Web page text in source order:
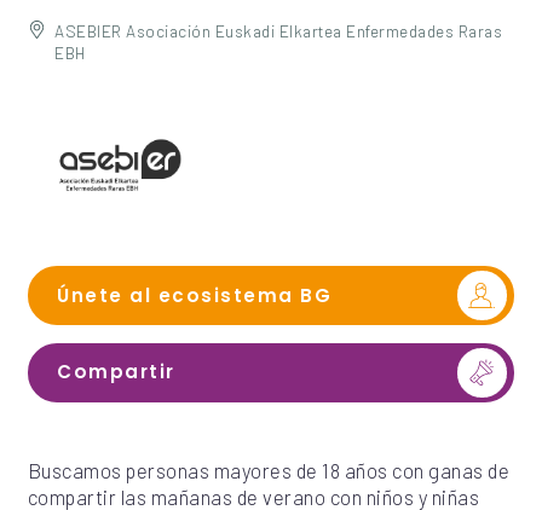
ASEBIER Asociación Euskadi Elkartea Enfermedades Raras
EBH
Únete al ecosistema BG
Compartir
Buscamos personas mayores de 18 años con ganas de
compartir las mañanas de verano con niños y niñas